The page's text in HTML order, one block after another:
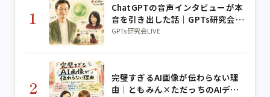
1
ChatGPTの音声インタビューが本
音を引き出した話｜GPTs研究会朝
LIVE
GPTs研究会LIVE
2
完璧すぎるAI画像が伝わらない理
由｜ともみん×ただっちのAIデザ